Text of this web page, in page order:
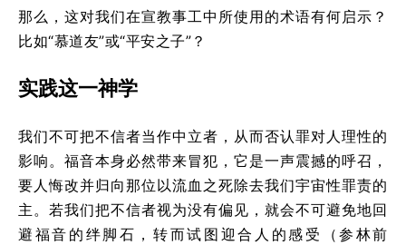
那么，这对我们在宣教事工中所使用的术语有何启示？
比如“慕道友”或“平安之子”？
实践这一神学
我们不可把不信者当作中立者，从而否认罪对人理性的
影响。福音本身必然带来冒犯，它是一声震撼的呼召，
要人悔改并归向那位以流血之死除去我们宇宙性罪责的
主。若我们把不信者视为没有偏见，就会不可避免地回
避福音的绊脚石，转而试图迎合人的感受（参林前